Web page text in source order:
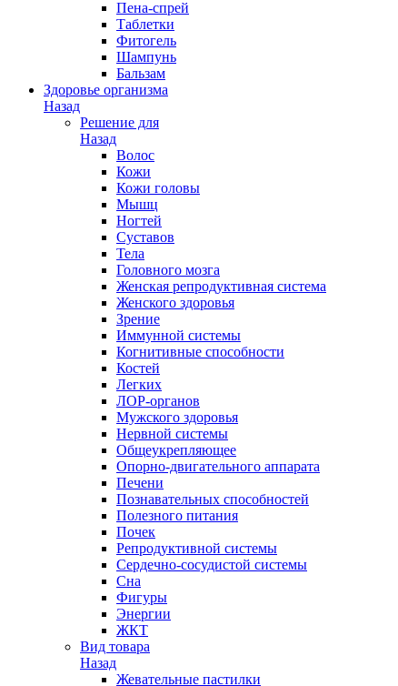
Пена-спрей
Таблетки
Фитогель
Шампунь
Бальзам
Здоровье организма
Назад
Решение для
Назад
Волос
Кожи
Кожи головы
Мышц
Ногтей
Суставов
Тела
Головного мозга
Женская репродуктивная система
Женского здоровья
Зрение
Иммунной системы
Когнитивные способности
Костей
Легких
ЛОР-органов
Мужского здоровья
Нервной системы
Общеукрепляющее
Опорно-двигательного аппарата
Печени
Познавательных способностей
Полезного питания
Почек
Репродуктивной системы
Сердечно-сосудистой системы
Сна
Фигуры
Энергии
ЖКТ
Вид товара
Назад
Жевательные пастилки